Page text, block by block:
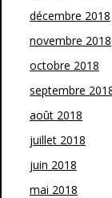
décembre 2018
novembre 2018
octobre 2018
septembre
août 2018
juillet 2018
juin 2018
mai 2018